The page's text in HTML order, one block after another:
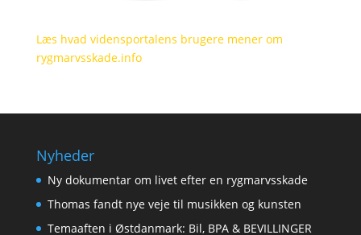
Læs hvad vidensportalens brugere mener om
rygmarvsskade.info
Nyheder
Ny dokumentar om livet efter en rygmarvsskade
Thomas fandt nye veje til musikken og kunsten
Temaaften i Østdanmark: Bil, BPA & BEVILLINGER